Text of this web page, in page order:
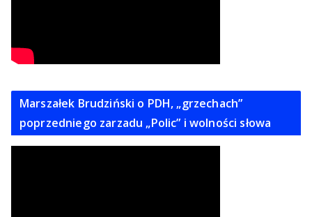
Marszałek Brudziński o PDH, „grzechach”
poprzedniego zarzadu „Polic” i wolności słowa